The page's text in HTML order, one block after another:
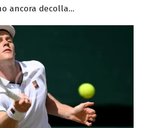
ancora decolla...